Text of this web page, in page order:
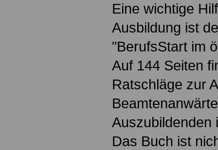
Eine wichtige
Ausbildung ist
"BerufsStart im
Auf 144 Seiten
Ratschläge zur
Auszubildenden
Das Buch ist